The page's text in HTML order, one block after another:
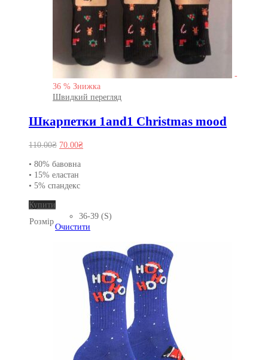
-
36 % Знижка
Швидкий перегляд
Шкарпетки 1and1 Christmas mood
110.00₴ Оригінальна
110.00₴.
70.00₴Поточна
• 80% бавовна
• 15% еластан
• 5% спандекс
Купити
товар
має
Параметри
Розмір
36-39 (S)
Очистити